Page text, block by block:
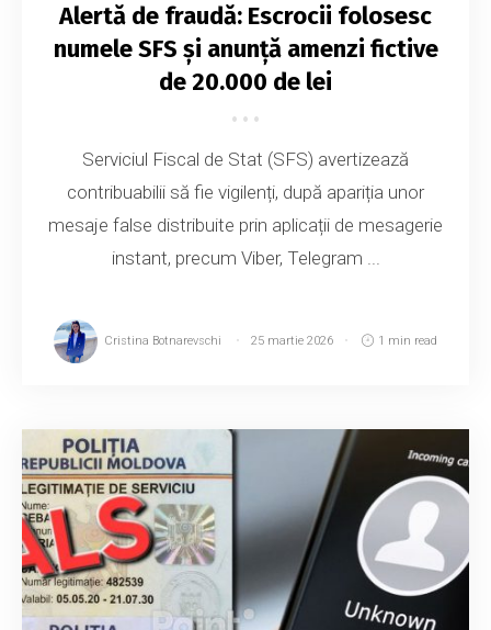
Alertă de fraudă: Escrocii folosesc
numele SFS și anunță amenzi fictive
de 20.000 de lei
Serviciul Fiscal de Stat (SFS) avertizează
contribuabilii să fie vigilenți, după apariția unor
mesaje false distribuite prin aplicații de mesagerie
instant, precum Viber, Telegram ...
Cristina Botnarevschi 25 martie 2026 1 min read